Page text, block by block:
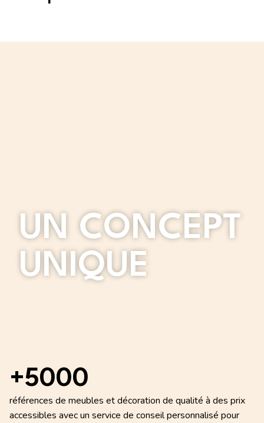
UN CONCEPT
UNIQUE
+5000
références de meubles et décoration de qualité à des prix
accessibles avec un service de conseil personnalisé pour